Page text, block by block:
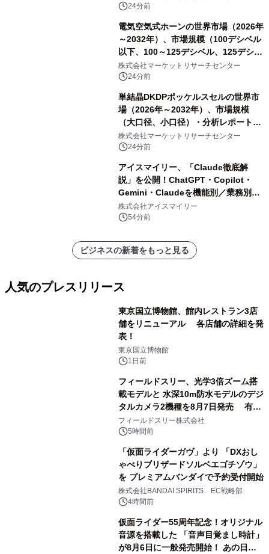
ーカー検査、細胞ベースのバイオマー
査）・分析レポートを発表
24分前
電気空気式ホーンの世界市場（2026年
～2032年）、市場規模（100デシベル
以下、100～125デシベル、125デシベ
ル以上）・分析レポートを発表
株式会社マーケットリサーチセンター
24分前
単結晶DKDPポッケルスセルの世界市
場（2026年～2032年）、市場規模
（大口径、小口径）・分析レポートを
発表
株式会社マーケットリサーチセンター
24分前
アイスマイリー、「Claude徹底解
説」を公開！ChatGPT・Copilot・
Gemini・Claudeを機能別／業務別に
比較―自社に合う生成AIの選び方がわ
かる実践ガイド
株式会社アイスマイリー
54分前
ビジネスの新着をもっと見る
人気のプレスリリース
東京国立博物館、館内レストラン3店
舗をリニューアル 各店舗の詳細を発
表！
東京国立博物館
1日前
フィールドスリー、光学3倍ズーム搭
載モデルと 水深10m防水モデルのデジ
タルカメラ2機種を8月7日発売 有効
約1300万画素、用途別に選べるコンデ
ジ新登場
フィールドスリー株式会社
5時間前
「仮面ライダーガヴ」より 「DXおし
ゃべりブリザードソルベエゴチゾウ」
を プレミアムバンダイで予約受付開始
株式会社BANDAI SPIRITS EC戦略部
4時間前
仮面ライダー55周年記念！オリジナル
音源を搭載した 「音声目覚まし時計」
が8月6日に一般発売開始！ あの日の